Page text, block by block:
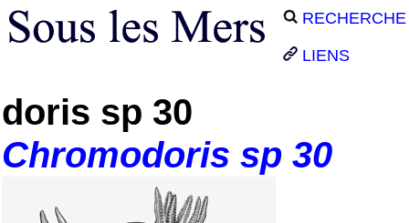
RECHERCHE
LIENS
doris sp 30
Chromodoris sp 30